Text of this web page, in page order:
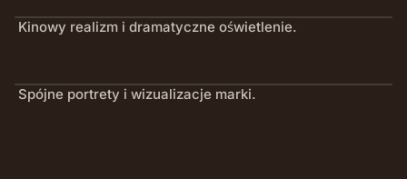
Kinowy realizm i dramatyczne oświetlenie.
Spójne portrety i wizualizacje marki.